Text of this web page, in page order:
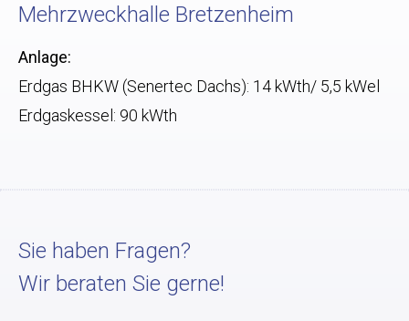
Mehrzweckhalle Bretzenheim
Anlage:
Erdgas BHKW (Senertec Dachs): 14 kWth/ 5,5 kWel
Erdgaskessel: 90 kWth
Sie haben Fragen?
Wir beraten Sie gerne!